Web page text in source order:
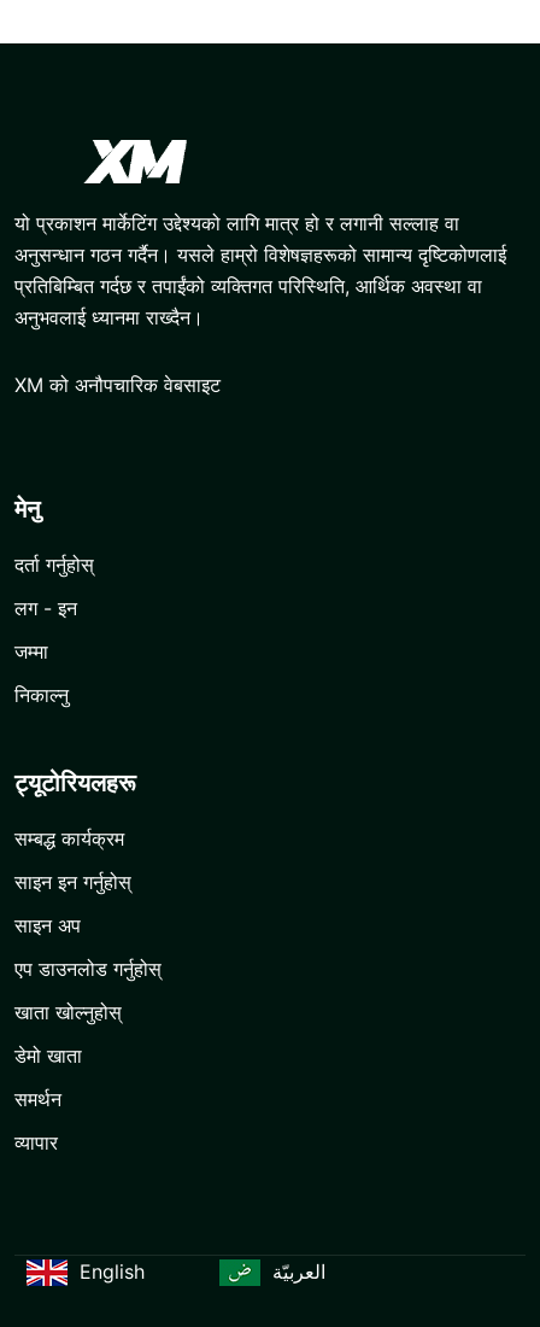
यो प्रकाशन मार्केटिंग उद्देश्यको लागि मात्र हो र लगानी सल्लाह वा
अनुसन्धान गठन गर्दैन। यसले हाम्रो विशेषज्ञहरूको सामान्य दृष्टिकोणलाई
प्रतिबिम्बित गर्दछ र तपाईंको व्यक्तिगत परिस्थिति, आर्थिक अवस्था वा
अनुभवलाई ध्यानमा राख्दैन।
XM को अनौपचारिक वेबसाइट
मेनु
दर्ता गर्नुहोस्
लग - इन
जम्मा
निकाल्नु
ट्यूटोरियलहरू
सम्बद्ध कार्यक्रम
साइन इन गर्नुहोस्
साइन अप
एप डाउनलोड गर्नुहोस्
खाता खोल्नुहोस्
डेमो खाता
समर्थन
व्यापार
English العربيّة